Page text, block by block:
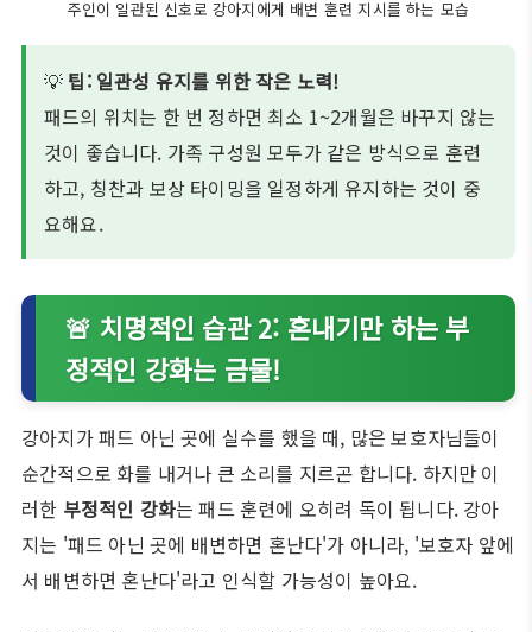
주인이 일관된 신호로 강아지에게 배변 훈련 지시를 하는 모습
💡 팁: 일관성 유지를 위한 작은 노력!
패드의 위치는 한 번 정하면 최소 1~2개월은 바꾸지 않는
것이 좋습니다. 가족 구성원 모두가 같은 방식으로 훈련
하고, 칭찬과 보상 타이밍을 일정하게 유지하는 것이 중
요해요.
🚨 치명적인 습관 2: 혼내기만 하는 부
정적인 강화는 금물!
강아지가 패드 아닌 곳에 실수를 했을 때, 많은 보호자님들이
순간적으로 화를 내거나 큰 소리를 지르곤 합니다. 하지만 이
러한 부정적인 강화는 패드 훈련에 오히려 독이 됩니다. 강아
지는 '패드 아닌 곳에 배변하면 혼난다'가 아니라, '보호자 앞에
서 배변하면 혼난다'라고 인식할 가능성이 높아요.